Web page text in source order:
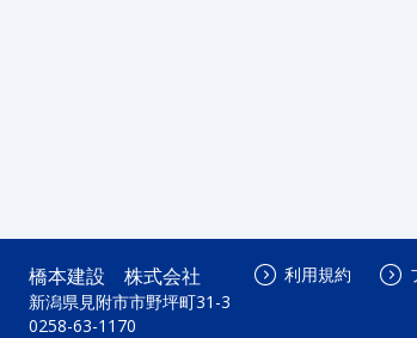
橋本建設 株式会社
新潟県見附市市野坪町31-3
0258-63-1170
利用規約